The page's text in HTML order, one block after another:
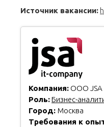
Источник вакансии:
Компания: ООО JSA
Роль:Бизнес-
Город: Москва
Требования к